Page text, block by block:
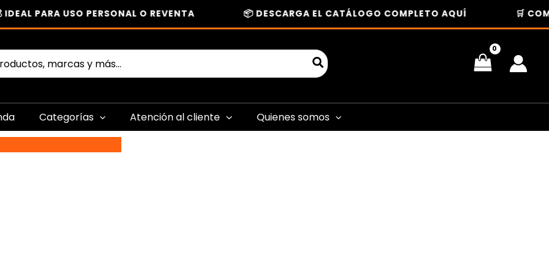
PARA USO PERSONAL O REVENTA 📦 DESCARGA EL CATÁLOGO COMPLETO AQUÍ 🛒
Categorías Atención al cliente
Quienes somos